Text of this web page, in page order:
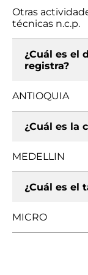
Otras
técnicas n.c.p.
¿Cuál es el
registra?
ANTIOQUIA
¿Cuál es la
MEDELLIN
¿Cuál es el
MICRO